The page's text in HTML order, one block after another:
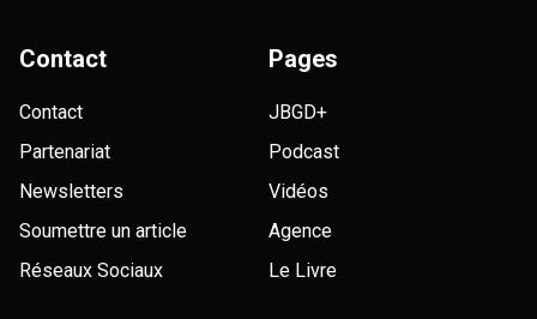
Contact
Contact
Partenariat
Newsletters
Soumettre un article
Réseaux Sociaux
Pages
JBGD+
Podcast
Vidéos
Agence
Le Livre